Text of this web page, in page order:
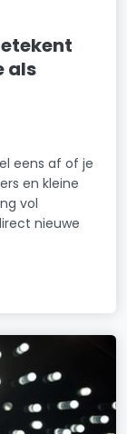
als
eens af of je
en kleine
vol
nieuwe